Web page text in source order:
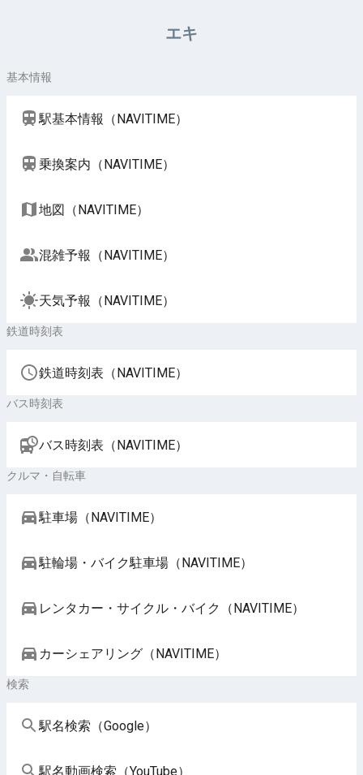
エキ
基本情報
駅基本情報（NAVITIME）
乗換案内（NAVITIME）
地図（NAVITIME）
混雑予報（NAVITIME）
天気予報（NAVITIME）
鉄道時刻表
鉄道時刻表（NAVITIME）
バス時刻表
バス時刻表（NAVITIME）
クルマ・自転車
駐車場（NAVITIME）
駐輪場・バイク駐車場（NAVITIME）
レンタカー・サイクル・バイク（NAVITIME）
カーシェアリング（NAVITIME）
検索
駅名検索（Google）
駅名動画検索（YouTube）